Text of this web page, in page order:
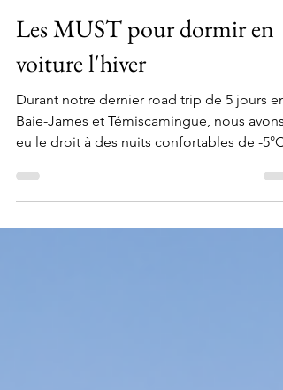
Jan 17, 2022
3 min read
Les MUST pour dormir en
voiture l'hiver
Durant notre dernier road trip de 5 jours en
eu le droit à des nuits confortables de -5°C
et à...